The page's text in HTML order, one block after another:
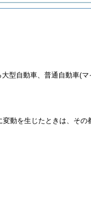
型自動車、普通自動車(マ
動を生じたときは、その